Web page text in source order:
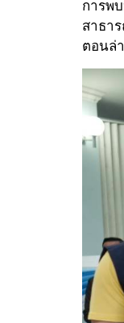
การพ
สาธา
ตอนล่